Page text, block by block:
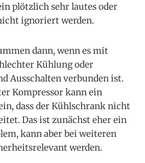
plötzlich sehr lautes oder
ignoriert werden.
dann, wenn es mit
Kühlung oder
Ausschalten verbunden ist.
Kompressor kann ein
dass der Kühlschrank nicht
Das ist zunächst eher ein
kann aber bei weiteren
werden.